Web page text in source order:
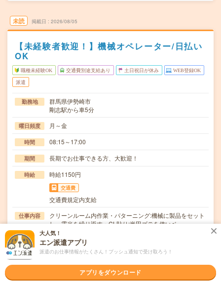
未読 掲載日 2026/08/05
【未経験者歓迎！】機械オペレーター/日払い
OK
職種未経験OK 交通費別途支給あり 土日祝日が休み WEB登録OK
派遣
勤務地
群馬県伊勢崎市
剛志駅から車5分
曜日頻度 月～金
時間 08:15～17:00
期間 長期でお仕事できる方、大歓迎！
時給 時給1150円
交通費
交通費規定内支給
仕事内容
クリーンルーム内作業・パターニング:機械に製品をセット
し、露光を繰り返す・CL貼り:半田ゴテを使いベ…
応募資格
職種未経験OK / ブランクOK / 英語力不要
◆未経験OK！〇まずは事前登録だけでもOK！履歴書不要
で気軽にオンライン登録★氏名・職種などを入力す…
大人気！
エン派遣アプリ
派遣のお仕事情報がたくさん！プッシュ通知で受け取ろう！
アプリをダウンロード